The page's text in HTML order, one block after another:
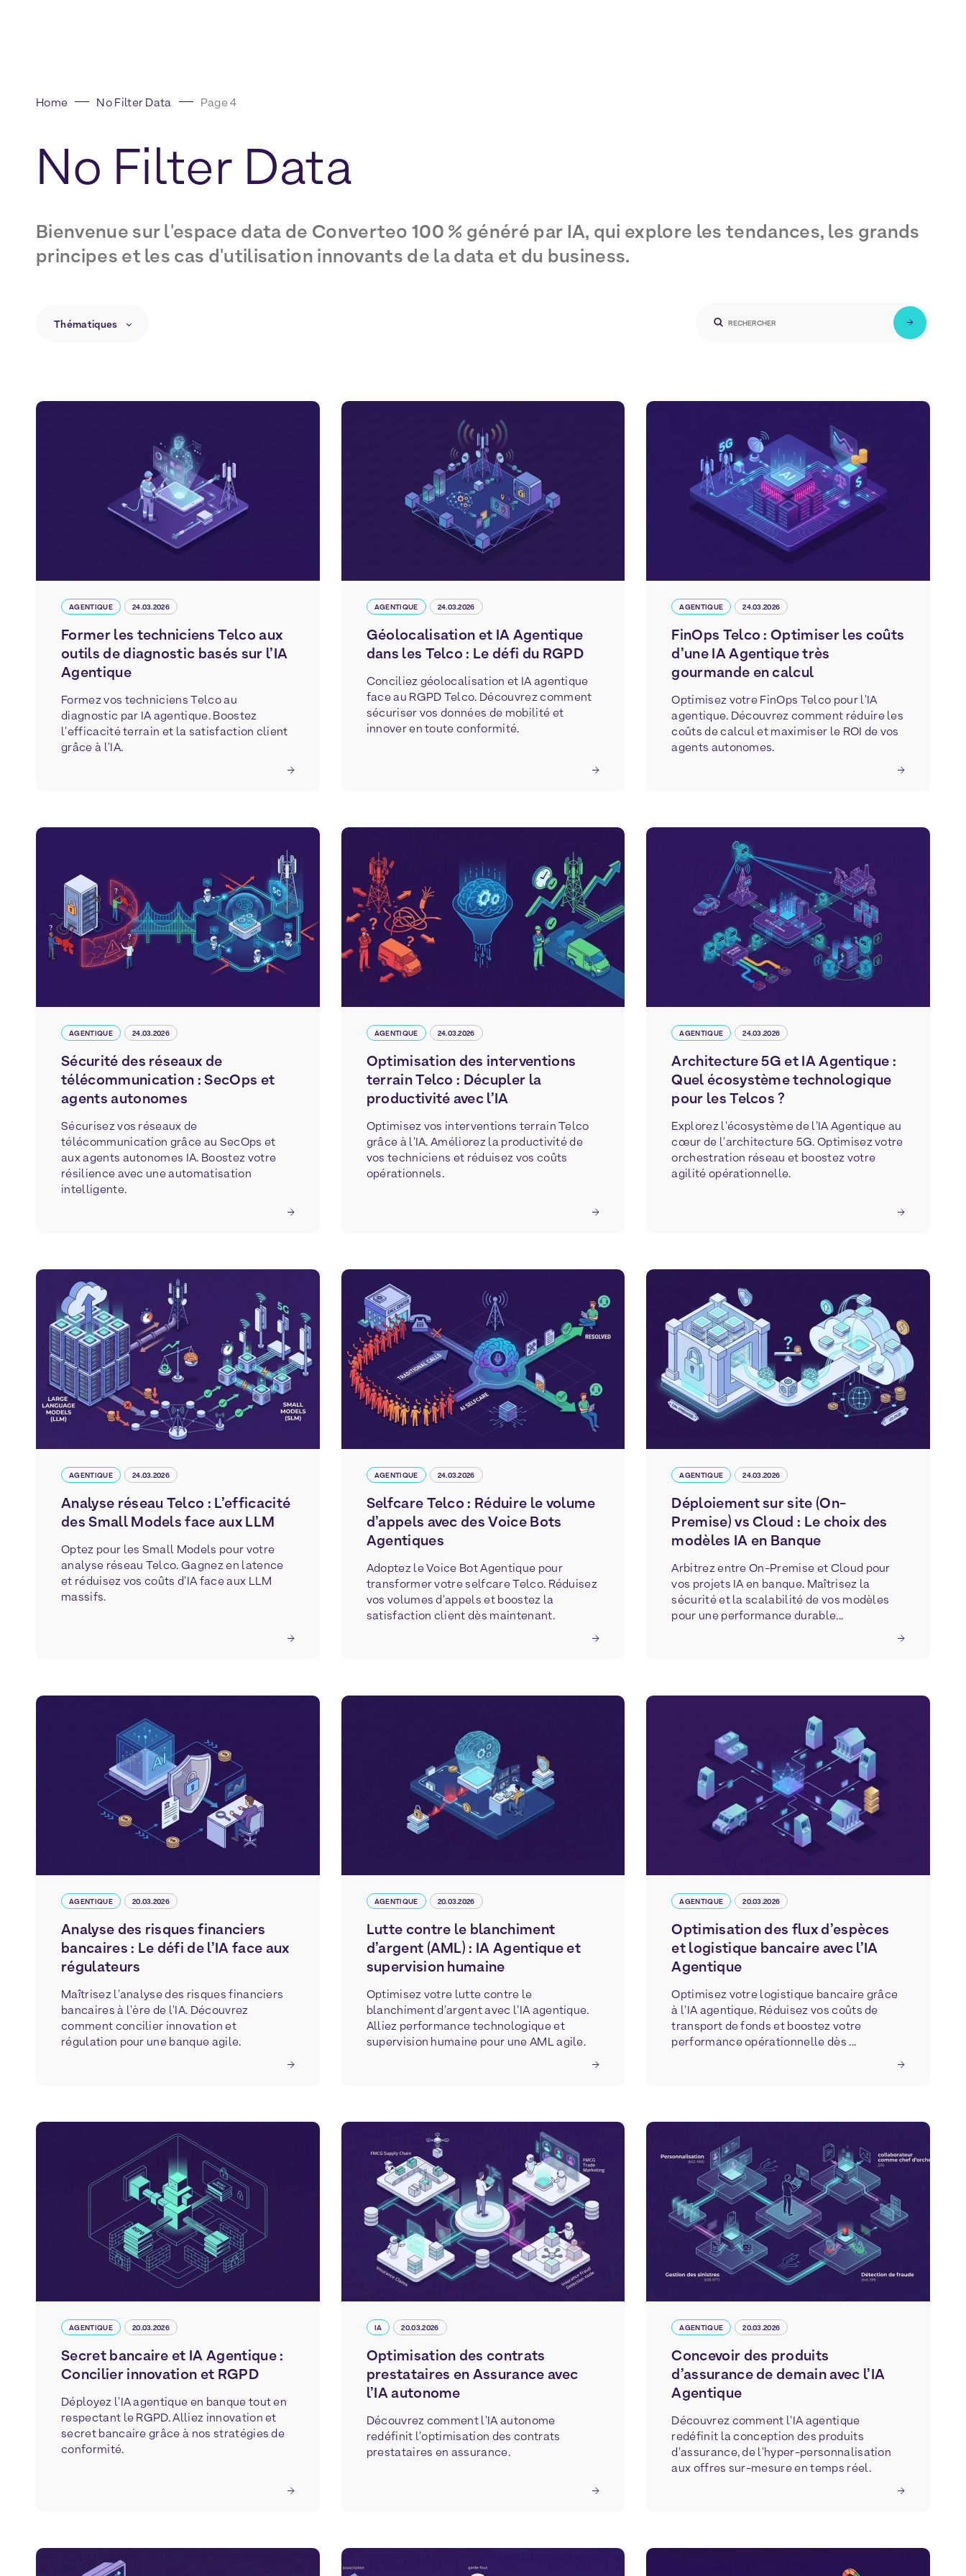
Home No Filter Data Page 4
No Filter Data
Bienvenue sur l'espace data de Converteo 100 % généré par IA, qui explore les tendances, les grands
principes et les cas d'utilisation innovants de la data et du business.
Thématiques
PERFORMANCE MARKETING SUPPLY CHAIN
AGENTIQUE 24.03.2026
Former les techniciens Telco aux
outils de diagnostic basés sur l’IA
Agentique
Formez vos techniciens Telco au
diagnostic par IA agentique. Boostez
l'efficacité terrain et la satisfaction client
grâce à l'IA.
AGENTIQUE 24.03.2026
Géolocalisation et IA Agentique
dans les Telco : Le défi du RGPD
Conciliez géolocalisation et IA agentique
face au RGPD Telco. Découvrez comment
sécuriser vos données de mobilité et
innover en toute conformité.
AGENTIQUE 24.03.2026
FinOps Telco : Optimiser les coûts
d’une IA Agentique très
gourmande en calcul
Optimisez votre FinOps Telco pour l'IA
agentique. Découvrez comment réduire les
coûts de calcul et maximiser le ROI de vos
agents autonomes.
AGENTIQUE 24.03.2026
Sécurité des réseaux de
télécommunication : SecOps et
agents autonomes
Sécurisez vos réseaux de
télécommunication grâce au SecOps et
aux agents autonomes IA. Boostez votre
résilience avec une automatisation
intelligente.
AGENTIQUE 24.03.2026
Optimisation des interventions
terrain Telco : Décupler la
productivité avec l’IA
Optimisez vos interventions terrain Telco
grâce à l'IA. Améliorez la productivité de
vos techniciens et réduisez vos coûts
opérationnels.
AGENTIQUE 24.03.2026
Architecture 5G et IA Agentique :
Quel écosystème technologique
pour les Telcos ?
Explorez l'écosystème de l'IA Agentique au
cœur de l'architecture 5G. Optimisez votre
orchestration réseau et boostez votre
agilité opérationnelle.
AGENTIQUE 24.03.2026
Analyse réseau Telco : L’efficacité
des Small Models face aux LLM
Optez pour les Small Models pour votre
analyse réseau Telco. Gagnez en latence
et réduisez vos coûts d'IA face aux LLM
massifs.
AGENTIQUE 24.03.2026
Selfcare Telco : Réduire le volume
d’appels avec des Voice Bots
Agentiques
Adoptez le Voice Bot Agentique pour
transformer votre selfcare Telco. Réduisez
vos volumes d'appels et boostez la
satisfaction client dès maintenant.
AGENTIQUE 24.03.2026
Déploiement sur site (On-
Premise) vs Cloud : Le choix des
modèles IA en Banque
Arbitrez entre On-Premise et Cloud pour
vos projets IA en banque. Maîtrisez la
sécurité et la scalabilité de vos modèles
pour une performance durable...
AGENTIQUE 20.03.2026
Analyse des risques financiers
bancaires : Le défi de l’IA face aux
régulateurs
Maîtrisez l'analyse des risques financiers
bancaires à l'ère de l'IA. Découvrez
comment concilier innovation et
régulation pour une banque agile.
AGENTIQUE 20.03.2026
Lutte contre le blanchiment
d’argent (AML) : IA Agentique et
supervision humaine
Optimisez votre lutte contre le
blanchiment d'argent avec l'IA agentique.
Alliez performance technologique et
supervision humaine pour une AML agile.
AGENTIQUE 20.03.2026
Optimisation des flux d’espèces
et logistique bancaire avec l’IA
Agentique
Optimisez votre logistique bancaire grâce
à l'IA agentique. Réduisez vos coûts de
transport de fonds et boostez votre
performance opérationnelle dès ...
AGENTIQUE 20.03.2026
Secret bancaire et IA Agentique :
Concilier innovation et RGPD
Déployez l'IA agentique en banque tout en
respectant le RGPD. Alliez innovation et
secret bancaire grâce à nos stratégies de
conformité.
IA 20.03.2026
Optimisation des contrats
prestataires en Assurance avec
l’IA autonome
Découvrez comment l'IA autonome
redéfinit l'optimisation des contrats
prestataires en assurance.
AGENTIQUE 20.03.2026
Concevoir des produits
d’assurance de demain avec l’IA
Agentique
Découvrez comment l'IA agentique
redéfinit la conception des produits
d'assurance, de l'hyper-personnalisation
aux offres sur-mesure en temps réel.